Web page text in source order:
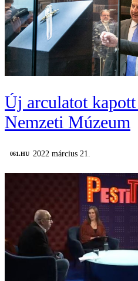
Új arculatot
Nemzeti Múzeum
‎ 061.HU 2022 március 21.